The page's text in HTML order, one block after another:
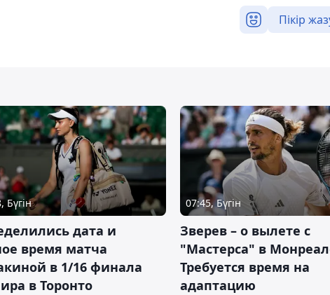
Пікір
Бүгін
дата и
время матча
в 1/16 финала
в Торонто
07:45, Бүгін
Зверев – о вылете с
"Мастерса" в
Требуется время на
адаптацию